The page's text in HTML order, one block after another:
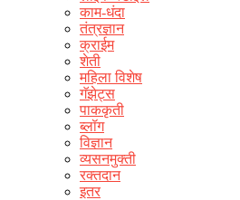
काम-धंदा
तंत्रज्ञान
क्राईम
शेती
महिला विशेष
गॅझेट्स
पाककृती
ब्लॉग
विज्ञान
व्यसनमुक्ती
रक्‍तदान
इतर